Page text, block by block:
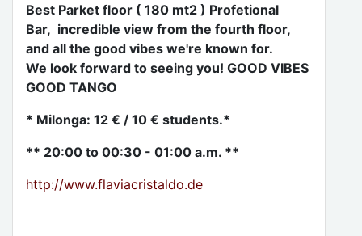
Best Parket floor ( 180 mt2 ) Profetional
Bar, incredible view from the fourth floor,
and all the good vibes we're known for.
We look forward to seeing you! GOOD VIBES
GOOD TANGO
* Milonga: 12 € / 10 € students.*
** 20:00 to 00:30 - 01:00 a.m. **
http://www.flaviacristaldo.de